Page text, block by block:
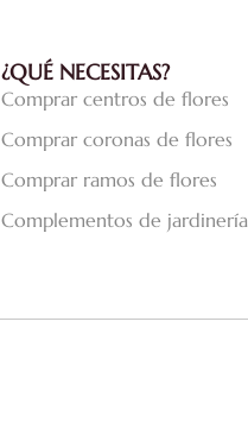
¿QUÉ NECESITAS?
Comprar centros de flores
Comprar coronas de flores
Comprar ramos de flores
Complementos de jardinería